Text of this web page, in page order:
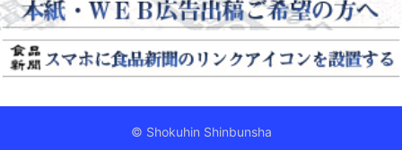
© Shokuhin Shinbunsha